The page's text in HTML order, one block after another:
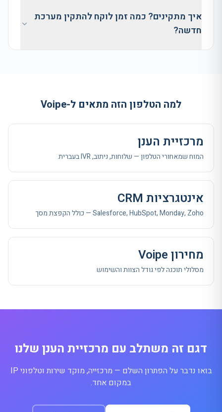
איך מתקינים? כמה זמן לוקח להתקין מערכת
חדשה?
למה הטלפון הזה מתאים ל-Voipe
מרכזיית הענן
המוח שמאחורי הטלפון — שלוחות, ניתוב, IVR בעברית
אינטגרציות CRM
Salesforce, HubSpot, Monday, Zoho — כולל הקפצת מסך
מחירון Voipe
מסלולי תוכנה לפי גודל הצוות והשימוש
דגם זה משתלב עם מרכזיית הענן שלנו
בואו נדבר על הפתרון השלם — מרכזייה, מוקד שירות וטלפוני IP
במקום אחד.